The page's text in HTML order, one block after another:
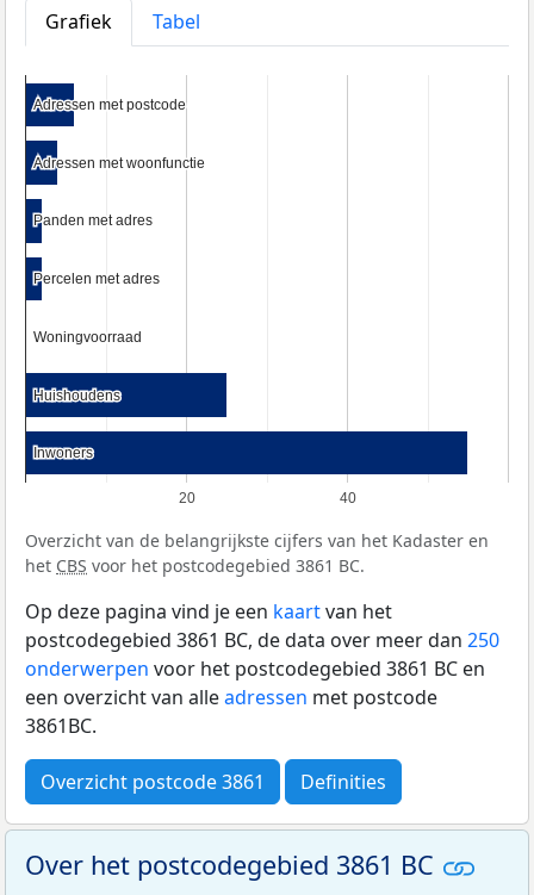
Grafiek
Tabel
20 40
Adressen met postcode
Adressen met postcode
Adressen met woonfunctie
Adressen met woonfunctie
Panden met adres
Panden met adres
Percelen met adres
Percelen met adres
Woningvoorraad
Woningvoorraad
Huishoudens
Huishoudens
Inwoners
Inwoners
Overzicht van de belangrijkste cijfers van het Kadaster en
het CBS voor het postcodegebied 3861 BC.
Op deze pagina vind je een kaartvan het
postcodegebied 3861 BC, de data over meer dan 250
onderwerpen voor het postcodegebied 3861 BC en
een overzicht van alleadressen met postcode
3861BC.
Overzicht postcode 3861 Definities
Over het postcodegebied 3861 BC